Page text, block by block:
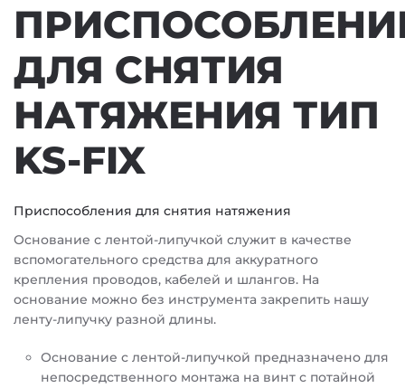
ДЛЯ СНЯТИЯ
НАТЯЖЕНИЯ ТИП
KS-FIX
Приспособления для снятия натяжения
Основание с лентой-липучкой служит в качестве
вспомогательного средства для аккуратного
крепления проводов, кабелей и шлангов. На
основание можно без инструмента закрепить нашу
ленту-липучку разной длины.
Основание с лентой-липучкой предназначено для
непосредственного монтажа на винт с потайной